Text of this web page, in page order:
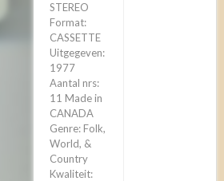
STEREO
Format:
CASSETTE
Uitgegeven:
1977
Aantal nrs:
11 Made in
CANADA
Genre: Folk,
World, &
Country
Kwaliteit: